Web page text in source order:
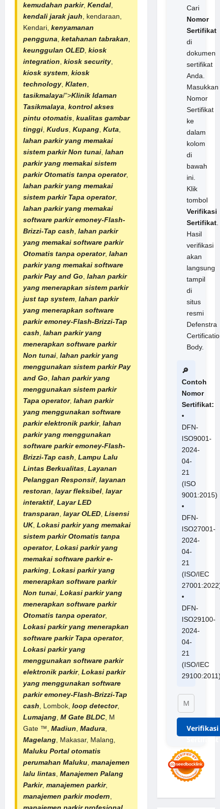
kemudahan parkir, Kendal
kendali jarak jauh , kendaraan,
Kendari, kenyamanan
pengguna ketahanan tabrakan
keunggulan OLED kiosk
integration kiosk security
kiosk system kiosk
technology Klaten
tasikmalaya/">Klinik Idaman
Tasikmalaya kontrol akses
pintu otomatis kualitas gambar
tinggi Kudus Kupang Kuta
lahan parkir yang memakai
sistem parkir Non tunai lahan
parkir yang memakai sistem
parkir Otomatis tanpa operator,
lahan parkir yang memakai
sistem parkir Tapa operator,
lahan parkir yang memakai
software parkiremoney-Flash-
Brizzi-Tap cash lahan parkir
yang memakai software parkir
Otomatis tanpa operator, lahan
parkir yang memakai software
parkir Pay and Go lahan parkir
yang menerapkan sistem parkir
just tap system lahan parkir
yang menerapkan software
parkir emoney-Flash-Brizzi-Tap
cash lahan parkir yang
menerapkan software parkir
Non tunai lahan parkir yang
menggunakan sistem parkir Pay
and Go lahan parkir yang
menggunakan sistem parkir
Tapa operator, lahan parkir
yang menggunakan software
parkir elektronik parkir, lahan
parkir yang menggunakan
software parkir emoney-Flash-
Brizzi-Tap cash Lampu Lalu
Lintas Berkualitas Layanan
Pelanggan Responsif, layanan
restoran layar fleksibel layar
interaktif, Layar LED
transparan layar OLED Lisensi
UK, Lokasi parkir yang memakai
sistem parkir Otomatis tanpa
operator, Lokasi parkir yang
memakai software parkir e-
parking Lokasi parkir yang
menerapkan software parkir
Non tunai Lokasi parkir yang
menerapkan software parkir
Otomatis tanpa operator,
Lokasi parkir yang menerapkan
software parkir Tapa operator,
Lokasi parkir yang
menggunakan software parkir
elektronik parkir, Lokasi parkir
yang menggunakan software
parkir emoney-Flash-Brizzi-Tap
cash , Lombok, loop detector,
Lumajang M Gate BLDC , M
Gate ™, Madiun Madura
Magelang , Makasar, Malang,
Maluku Portal otomatis
perumahan Maluku manajemen
lalu lintas Manajemen Palang
Parkir, manajemen parkir,
manajemen parkir modern
manajemen parkir profesional
Cari
Nomor
Sertifikat
di
dokumen
sertifikat
Anda.
Masukkan
Nomor
Sertifikat
ke
dalam
kolom
di
bawah
ini.
Klik
tombol
Verifikasi
Sertifikat.
Hasil
verifikasi
akan
langsung
tampil
di
situs
resmi
Defenstra
Body.
🔎
Contoh
Nomor
Sertifikat:
•
DFN-
ISO9001-
2024-
04-
21
(ISO
9001:2015)
•
DFN-
ISO27001-
2024-
04-
21
(ISO/IEC
•
DFN-
ISO29100-
2024-
04-
21
(ISO/IEC
Verifikasi
Sertifikat